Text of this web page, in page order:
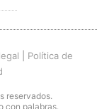
Política de
reservados.
con palabras.